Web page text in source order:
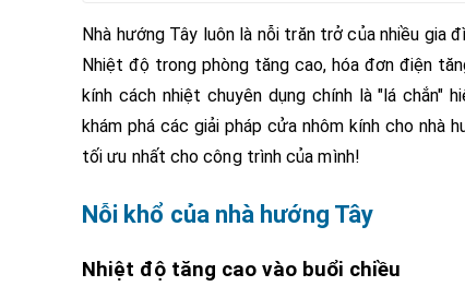
Nhà hướng Tây luôn là nỗi trăn trở của nhiều gia
Nhiệt độ trong phòng tăng cao, hóa đơn điện
kính cách nhiệt chuyên dụng chính là "lá chắn"
khám phá các giải pháp cửa nhôm kính cho
tối ưu nhất cho công trình của mình!
Nỗi khổ của nhà hướng Tây
Nhiệt độ tăng cao vào buổi chiều